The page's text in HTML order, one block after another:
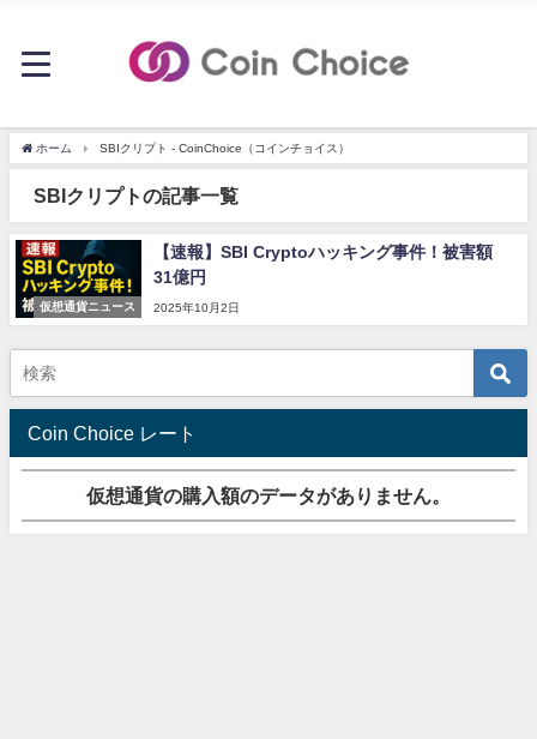
ホーム SBIクリプト - CoinChoice（コインチョイス）
SBIクリプトの記事一覧
仮想通貨ニュース
【速報】SBI Cryptoハッキング事件！被害額
31億円
2025年10月2日
Coin Choice レート
仮想通貨の購入額のデータがありません。